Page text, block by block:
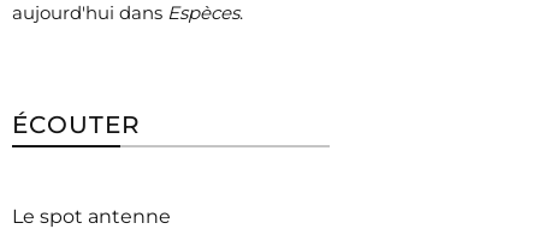
aujourd'hui dans Espèces.
ÉCOUTER
Le spot antenne